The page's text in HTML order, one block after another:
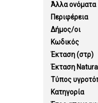
Άλλα ονόματα
Περιφέρεια
Δήμος/οι
Κωδικός
Έκταση (στρ)
Έκταση Natura
Τύπος
Κατηγορία